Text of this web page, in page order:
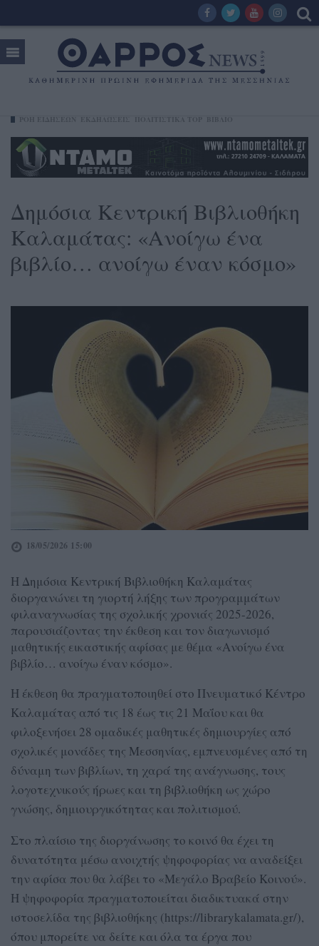
Δημόσια Κεντρική Βιβλιοθήκη
Καλαμάτας: «Ανοίγω ένα
βιβλίο… ανοίγω έναν κόσμο»
18/05/2026 15:00
Η Δημόσια Κεντρική Βιβλιοθήκη Καλαμάτας
διοργανώνει τη γιορτή λήξης των προγραμμάτων
φιλαναγνωσίας της σχολικής χρονιάς 2025-2026,
παρουσιάζοντας την έκθεση και τον διαγωνισμό
μαθητικής εικαστικής αφίσας με θέμα «Ανοίγω ένα
βιβλίο… ανοίγω έναν κόσμο».
Η έκθεση θα πραγματοποιηθεί στο Πνευματικό Κέντρο
Καλαμάτας από τις 18 έως τις 21 Μαΐου και θα
φιλοξενήσει 28 ομαδικές μαθητικές δημιουργίες από
σχολικές μονάδες της Μεσσηνίας, εμπνευσμένες από τη
δύναμη των βιβλίων, τη χαρά της ανάγνωσης, τους
λογοτεχνικούς ήρωες και τη βιβλιοθήκη ως χώρο
γνώσης, δημιουργικότητας και πολιτισμού.
Στο πλαίσιο της διοργάνωσης το κοινό θα έχει τη
δυνατότητα μέσω ανοιχτής ψηφοφορίας να αναδείξει
την αφίσα που θα λάβει το «Μεγάλο Βραβείο Κοινού».
Η ψηφοφορία πραγματοποιείται διαδικτυακά στην
ιστοσελίδα της βιβλιοθήκης (https://librarykalamata.gr/),
όπου μπορείτε να δείτε και όλα τα έργα που